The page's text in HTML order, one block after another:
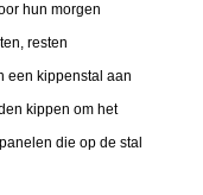
hun morgen
resten
een kippenstal aan
kippen om het
die op de stal